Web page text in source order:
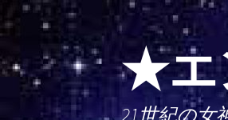
ン
ン
★エ
21世紀の女